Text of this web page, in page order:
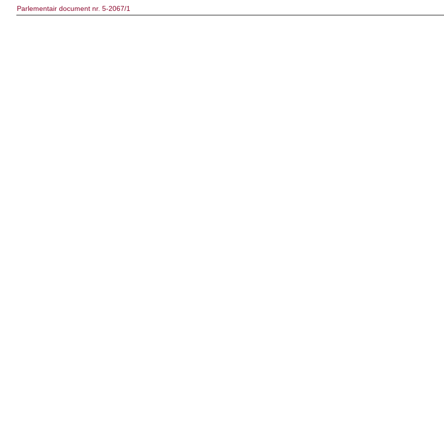
Parlementair document nr. 5-2067/1